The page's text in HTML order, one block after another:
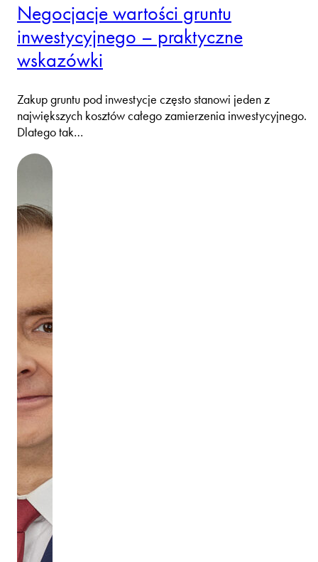
Negocjacje wartości gruntu
inwestycyjnego – praktyczne
wskazówki
Zakup gruntu pod inwestycje często stanowi jeden z
największych kosztów całego zamierzenia inwestycyjnego.
Dlatego tak…